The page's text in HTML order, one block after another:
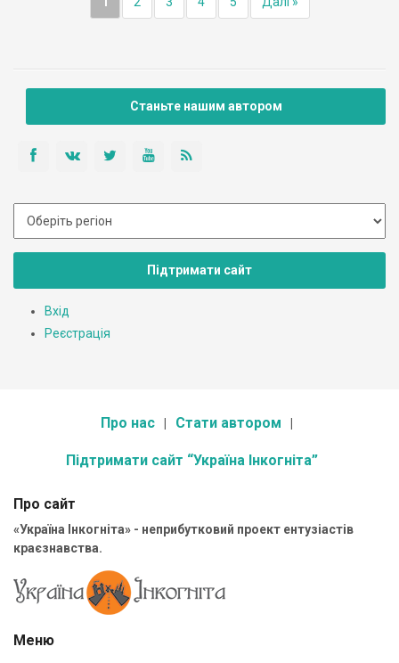
Станьте нашим автором
Підтримати сайт
Вхід
Реєстрація
Про нас Стати автором
Підтримати сайт “Україна Інкогніта”
Про сайт
«Україна Інкогніта» - неприбутковий проект ентузіастів
краєзнавства.
Меню